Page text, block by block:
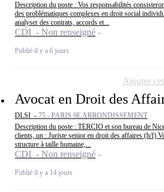
Description du poste : Vos responsabilités
des problématiques complexes en droit social
analyser des contrats, accords et...
CDI - Non renseigné
Publié il y a 6 jours
Avocat en Droit des
DLSI - 75 - PARIS 9E ARRONDISSEMENT
Description du poste : TERCIO et son bureau de
clients, un : Juriste senior en droit des affaires (h/f)
structure à taille humaine,...
CDI - Non renseigné
Publié il y a 14 jours
Ajouter